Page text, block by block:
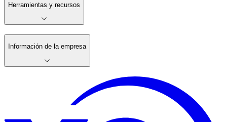
Herramientas y recursos
Información de la empresa